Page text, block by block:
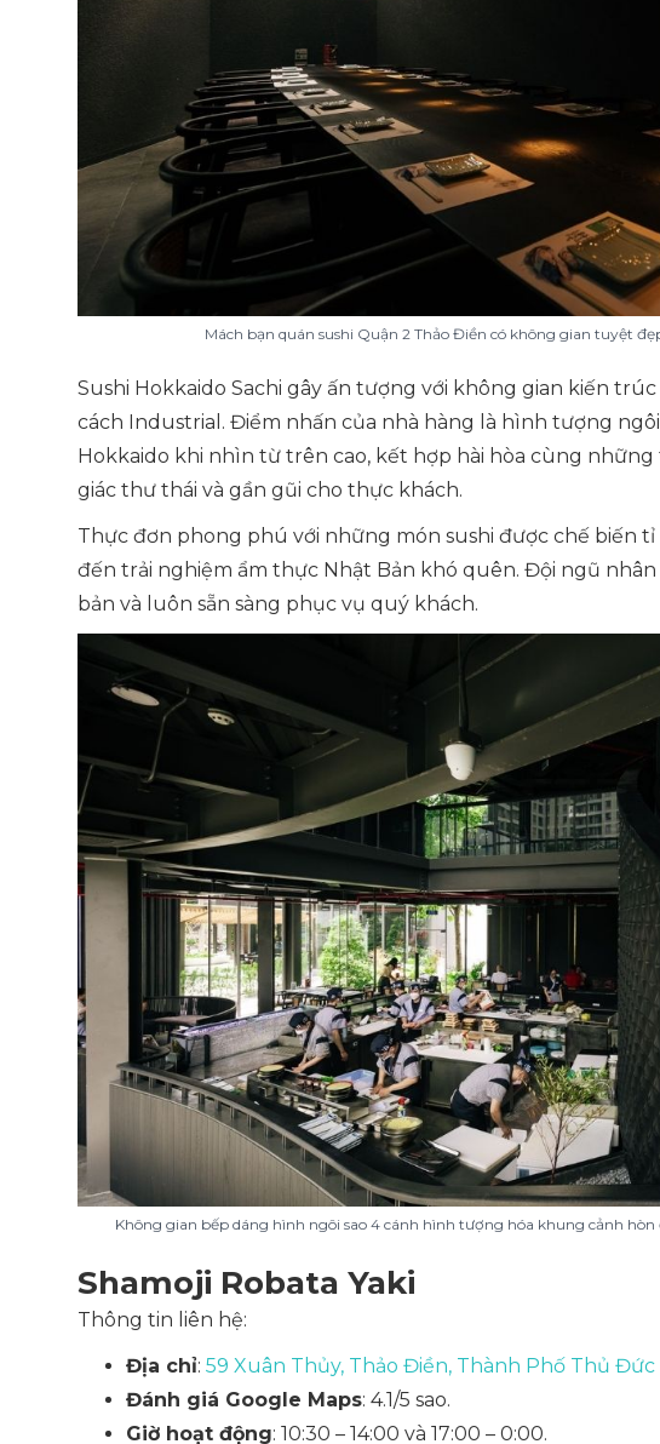
Mách bạn quán sushi Quận 2 Thảo Điền có không gian tuyệt
Sushi Hokkaido Sachi gây ấn tượng với không gian kiến
cách Industrial. Điểm nhấn của nhà hàng là hình tượng
Hokkaido khi nhìn từ trên cao, kết hợp hài hòa cùng
giác thư thái và gần gũi cho thực khách.
Thực đơn phong phú với những món sushi được chế biến
đến trải nghiệm ẩm thực Nhật Bản khó quên. Đội ngũ
bản và luôn sẵn sàng phục vụ quý khách.
Không gian bếp dáng hình ngôi sao 4 cánh hình tượng hóa khung cảnh hòn
Shamoji Robata Yaki
Thông tin liên hệ:
Địa chỉ: 59 Xuân Thủy, Thảo Điền, Thành Phố Thủ Đức
Đánh giá Google Maps: 4.1/5 sao.
Giờ hoạt động: 10:30 – 14:00 và 17:00 – 0:00.